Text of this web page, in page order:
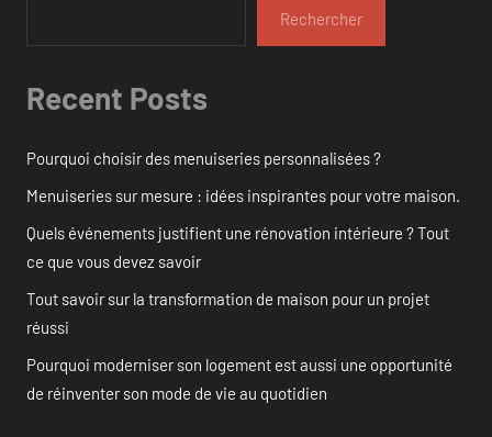
Rechercher
Recent Posts
Pourquoi choisir des menuiseries personnalisées ?
Menuiseries sur mesure : idées inspirantes pour votre maison.
Quels événements justifient une rénovation intérieure ? Tout
ce que vous devez savoir
Tout savoir sur la transformation de maison pour un projet
réussi
Pourquoi moderniser son logement est aussi une opportunité
de réinventer son mode de vie au quotidien